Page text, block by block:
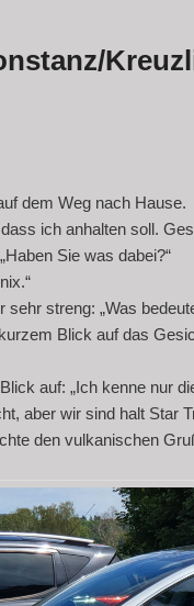
dem Weg nach Hause.
ich anhalten soll.
Sie was dabei?“
streng: „Was
Blick auf das
auf: „Ich kenne nur
aber wir sind halt Star
den vulkanischen